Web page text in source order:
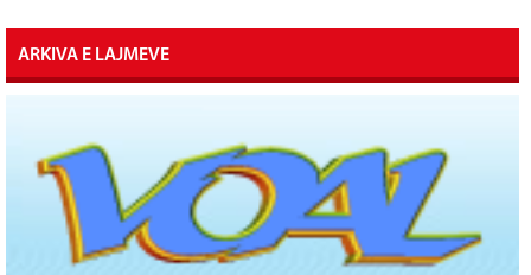
ARKIVA E LAJMEVE